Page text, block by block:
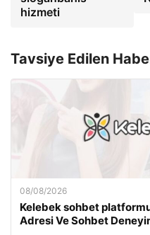
hizmeti
Tavsiye Edilen
08/08/2026
Kelebek sohbet
Adresi Ve Sohbet